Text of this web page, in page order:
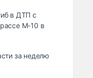
в ДТП с
М-10 в
за неделю